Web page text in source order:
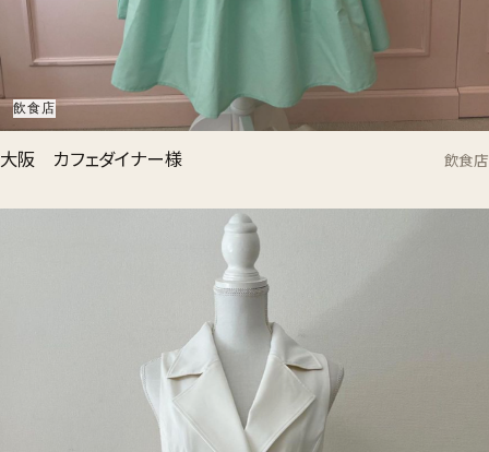
飲食店
大阪 カフェダイナー様 飲食店